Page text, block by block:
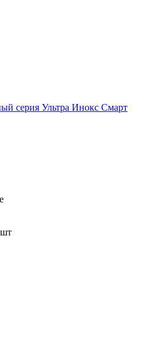
серия Ультра Инокс Смарт
шт